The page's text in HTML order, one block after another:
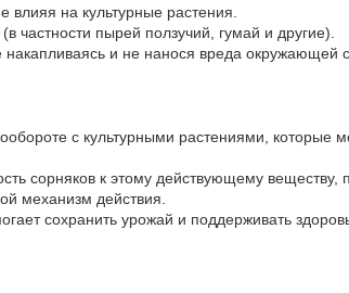
влияя на культурные растения.
частности пырей ползучий, гумай и другие).
и не нанося вреда окружающей
с культурными растениями, которые
сорняков к этому действующему веществу,
механизм действия.
сохранить урожай и поддерживать